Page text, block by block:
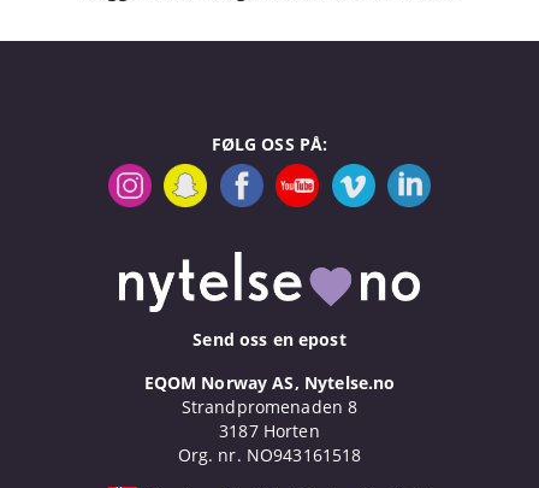
FØLG OSS PÅ:
Send oss en epost
EQOM Norway AS, Nytelse.no
Strandpromenaden 8
3187 Horten
Org. nr. NO943161518